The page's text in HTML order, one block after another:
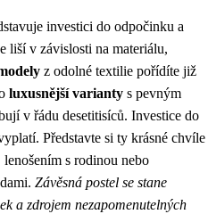
investici do odpočinku a
liší v závislosti na materiálu,
z odolné textilie pořídíte již
luxusnější varianty s pevným
v řádu desetitisíců. Investice do
Představte si ty krásné chvíle
s rodinou nebo
Závěsná postel se stane
a zdrojem nezapomenutelných